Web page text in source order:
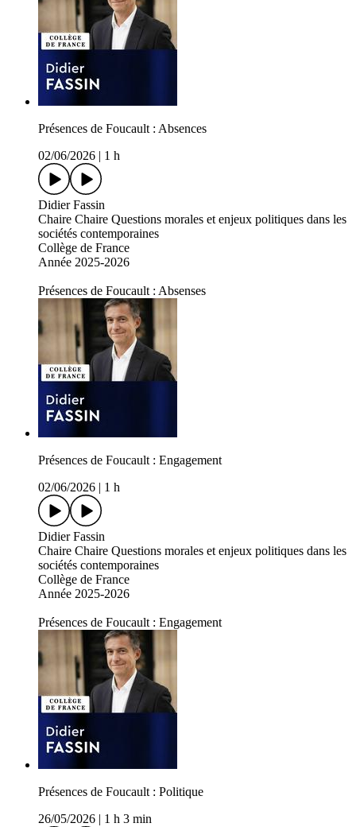
Présences de Foucault : Absences
02/06/2026
1 h
Didier Fassin
Chaire Chaire Questions morales et enjeux politiques dans les
sociétés contemporaines
Collège de France
Année 2025-2026
Présences de Foucault : Absenses
Présences de Foucault : Engagement
02/06/2026
1 h
Didier Fassin
Chaire Chaire Questions morales et enjeux politiques dans les
sociétés contemporaines
Collège de France
Année 2025-2026
Présences de Foucault : Engagement
Présences de Foucault : Politique
26/05/2026
1 h 3 min